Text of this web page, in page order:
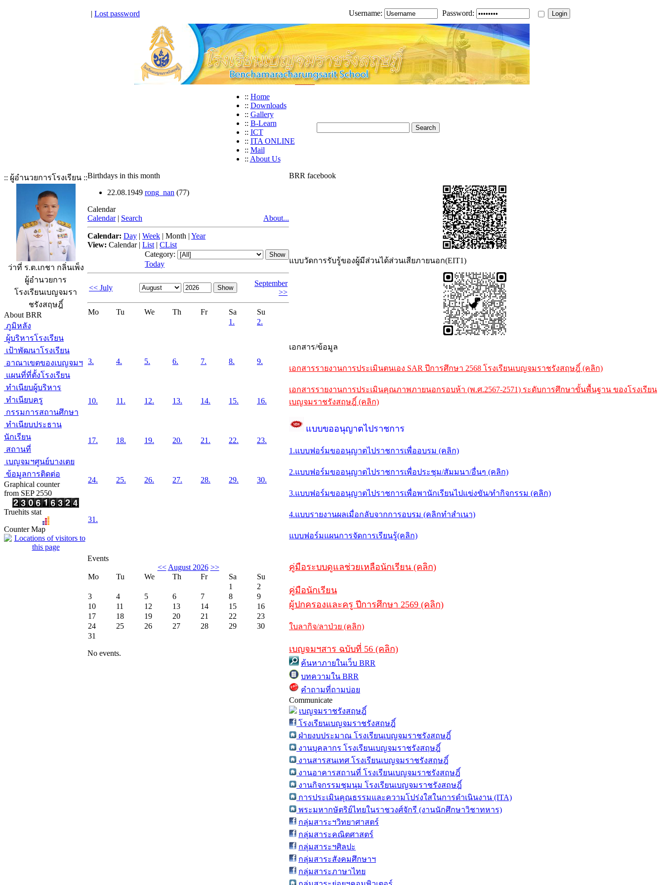
| Lost password Username: Password:
:: Home
:: Downloads
:: Gallery
:: B-Learn
:: ICT
:: ITA ONLINE
:: Mail
:: About Us
:: ผู้อำนวยการโรงเรียน ::
ว่าที่ ร.ต.เกชา กลิ่นเพ็ง
ผู้อำนวยการ
โรงเรียนเบญจมรา
ชรังสฤษฎิ์
About BRR
ภูมิหลัง
ผู้บริหารโรงเรียน
เป้าพัฒนาโรงเรียน
อาณาเขตของเบญจมฯ
แผนที่ที่ตั้งโรงเรียน
ทำเนียบผู้บริหาร
ทำเนียบครู
กรรมการสถานศึกษา
ทำเนียบประธาน
นักเรียน
สถานที่
เบญจมฯศูนย์บางเตย
ข้อมูลการติดต่อ
Graphical counter
from SEP 2550
Truehits stat
Counter Map
Birthdays in this month
22.08.1949 rong_nan (77)
Calendar
Calendar | Search About...
Calendar: Day | Week | Month | Year
View: Calendar| List | CList
Category:
Today
<< July
September
>>
Mo Tu We Th Fr Sa
Su
1.
2.
3. 4. 5. 6. 7. 8. 9.
10. 11. 12. 13. 14. 15. 16.
17. 18. 19. 20. 21. 22. 23.
24. 25. 26. 27. 28. 29. 30.
31.
Events
<< August 2026 >>
Mo
Tu We Th Fr Sa
Su
1
2
3
4 5 6 7 8
9
10
11 12 13 14 15
16
17
18 19 20 21 22
23
24
25 26 27 28 29
30
31
No events.
BRR facebook
แบบวัดการรับรู้ของผู้มีส่วนได้ส่วนเสียภายนอก(EIT1)
เอกสาร/ข้อมูล
เอกสารรายงานการประเมินตนเอง SAR ปีการศึกษา 2568 โรงเรียนเบญจมราชรังสฤษฎิ์ (คลิก)
เอกสารรายงานการประเมินคุณภาพภายนอกรอบห้า (พ.ศ.2567-2571) ระดับการศึกษาขั้นพื้นฐาน ของโรงเรียน
เบญจมราชรังสฤษฎิ์ (คลิก)
แบบขออนุญาตไปราชการ
1.แบบฟอร์มขออนุญาตไปราชการเพื่ออบรม (คลิก)
2.แบบฟอร์มขออนุญาตไปราชการเพื่อประชุม/สัมมนา/อื่นๆ (คลิก)
3.แบบฟอร์มขออนุญาตไปราชการเพื่อพานักเรียนไปแข่งขัน/ทำกิจกรรม (คลิก)
4.แบบรายงานผลเมื่อกลับจากการอบรม (คลิกทำสำเนา)
แบบฟอร์มแผนการจัดการเรียนรู้(คลิก)
คู่มือระบบดูแลช่วยเหลือนักเรียน (คลิก)
คู่มือนักเรียน
ผู้ปกครองและครู ปีการศึกษา 2569 (คลิก)
ใบลากิจ/ลาป่วย (คลิก)
เบญจมฯสาร ฉบับที่ 56 (คลิก)
ค้นหาภายในเว็บ BRR
บทความใน BRR
คำถามที่ถามบ่อย
Communicate
เบญจมราชรังสฤษฎิ์
โรงเรียนเบญจมราชรังสฤษฎิ์
ฝ่ายงบประมาณ โรงเรียนเบญจมราชรังสฤษฎิ์
งานบุคลากร โรงเรียนเบญจมราชรังสฤษฎิ์
งานสารสนเทศ โรงเรียนเบญจมราชรังสฤษฎิ์
งานอาคารสถานที่ โรงเรียนเบญจมราชรังสฤษฎิ์
งานกิจกรรมชุมนุม โรงเรียนเบญจมราชรังสฤษฎิ์
การประเมินคุณธรรมและความโปร่งใสในการดำเนินงาน (ITA)
พระมหากษัตริย์ไทยในราชวงศ์จักรี (งานนักศึกษาวิชาทหาร)
กลุ่มสาระฯวิทยาศาสตร์
กลุ่มสาระคณิตศาสตร์
กลุ่มสาระฯศิลปะ
กลุ่มสาระสังคมศึกษาฯ
กลุ่มสาระภาษาไทย